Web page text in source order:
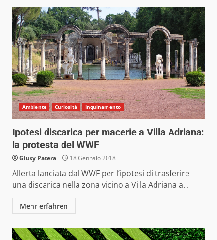
Ambiente Curiosità Inquinamento
Ipotesi discarica per macerie a Villa Adriana:
la protesta del WWF
Giusy Patera 18 Gennaio 2018
Allerta lanciata dal WWF per l’ipotesi di trasferire
una discarica nella zona vicino a Villa Adriana a...
Mehr erfahren